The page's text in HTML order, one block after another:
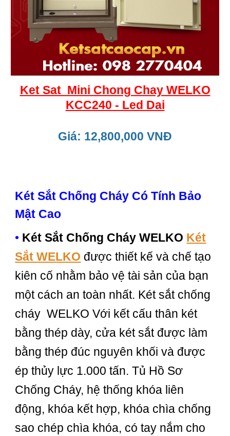
Ket Sat Mini Chong Chay WELKO
KCC240 - Led Dai
Giá: 12,800,000 VNĐ
Két Sắt Chống Cháy Có Tính Bảo
Mật Cao
• Két Sắt Chống Cháy WELKO Két
Sắt WELKO được thiết kế và chế tạo
kiên cố nhằm bảo vệ tài sản của bạn
một cách an toàn nhất. Két sắt chống
cháy WELKO Với kết cấu thân két
bằng thép dày, cửa két sắt được làm
bằng thép đúc nguyên khối và được
ép thủy lực 1.000 tấn. Tủ Hồ Sơ
Chống Cháy, hệ thống khóa liên
động, khóa kết hợp, khóa chìa chống
sao chép chìa khóa, có tay nắm cho